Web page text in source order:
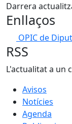
Darrera
Enllaços
OPIC de
RSS
L'actualitat a un
Avisos
Notícies
Agenda